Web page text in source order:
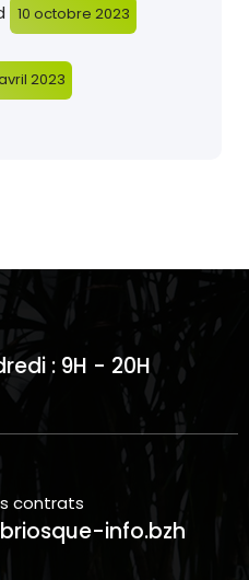
10 octobre 2023
2023
: 9H - 20H
contrats
info.bzh